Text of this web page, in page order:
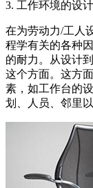
3. 工作环境的设计
在为劳动力/工人
程学有关的各种
的耐力。从设计
这个方面。这方
素，如工作台的
划、人员、邻里